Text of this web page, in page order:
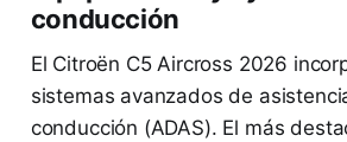
conducción
El Citroën C5 Aircross 2026
sistemas avanzados de
conducción (ADAS). El más